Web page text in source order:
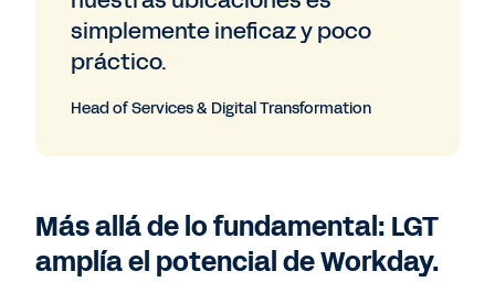
simplemente ineficaz y poco
práctico.
Head of Services & Digital Transformation
Más allá de lo fundamental: LGT
amplía el potencial de Workday.